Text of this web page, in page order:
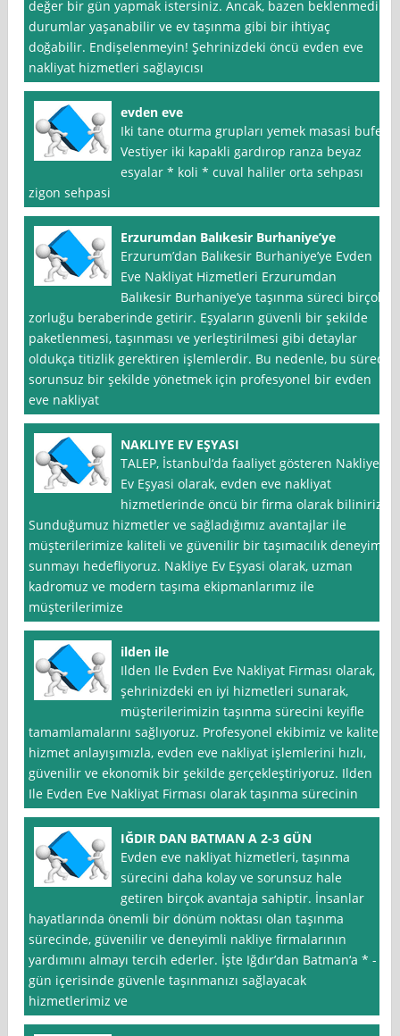
değer bir gün yapmak istersiniz. Ancak, bazen beklenmedik
durumlar yaşanabilir ve ev taşınma gibi bir ihtiyaç
doğabilir. Endişelenmeyin! Şehrinizdeki öncü evden eve
nakliyat hizmetleri sağlayıcısı
evden eve
Iki tane oturma grupları yemek masasi bufe
Vestiyer iki kapakli gardırop ranza beyaz
esyalar * koli * cuval haliler orta sehpası
zigon sehpasi
Erzurumdan Balıkesir Burhaniye’ye
Erzurum’dan Balıkesir Burhaniye’ye Evden
Eve Nakliyat Hizmetleri Erzurumdan
Balıkesir Burhaniye’ye taşınma süreci birçok
zorluğu beraberinde getirir. Eşyaların güvenli bir şekilde
paketlenmesi, taşınması ve yerleştirilmesi gibi detaylar
oldukça titizlik gerektiren işlemlerdir. Bu nedenle, bu süreci
sorunsuz bir şekilde yönetmek için profesyonel bir evden
eve nakliyat
NAKLIYE EV EŞYASI
TALEP, İstanbul‘da faaliyet gösteren Nakliye
Ev Eşyasi olarak, evden eve nakliyat
hizmetlerinde öncü bir firma olarak biliniriz.
Sunduğumuz hizmetler ve sağladığımız avantajlar ile
müşterilerimize kaliteli ve güvenilir bir taşımacılık deneyimi
sunmayı hedefliyoruz. Nakliye Ev Eşyasi olarak, uzman
kadromuz ve modern taşıma ekipmanlarımız ile
müşterilerimize
ilden ile
Ilden Ile Evden Eve Nakliyat Firması olarak,
şehrinizdeki en iyi hizmetleri sunarak,
müşterilerimizin taşınma sürecini keyifle
tamamlamalarını sağlıyoruz. Profesyonel ekibimiz ve kaliteli
hizmet anlayışımızla, evden eve nakliyat işlemlerini hızlı,
güvenilir ve ekonomik bir şekilde gerçekleştiriyoruz. Ilden
Ile Evden Eve Nakliyat Firması olarak taşınma sürecinin
IĞDIR DAN BATMAN A 2-3 GÜN
Evden eve nakliyat hizmetleri, taşınma
sürecini daha kolay ve sorunsuz hale
getiren birçok avantaja sahiptir. İnsanlar
hayatlarında önemli bir dönüm noktası olan taşınma
sürecinde, güvenilir ve deneyimli nakliye firmalarının
yardımını almayı tercih ederler. İşte Iğdır’dan Batman‘a * - *
gün içerisinde güvenle taşınmanızı sağlayacak
hizmetlerimiz ve